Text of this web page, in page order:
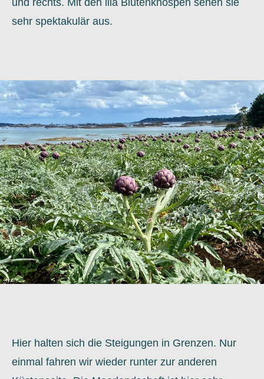
und rechts. Mit den lila Blütenknospen sehen sie
sehr spektakulär aus.
Hier halten sich die Steigungen in Grenzen. Nur
einmal fahren wir wieder runter zur anderen